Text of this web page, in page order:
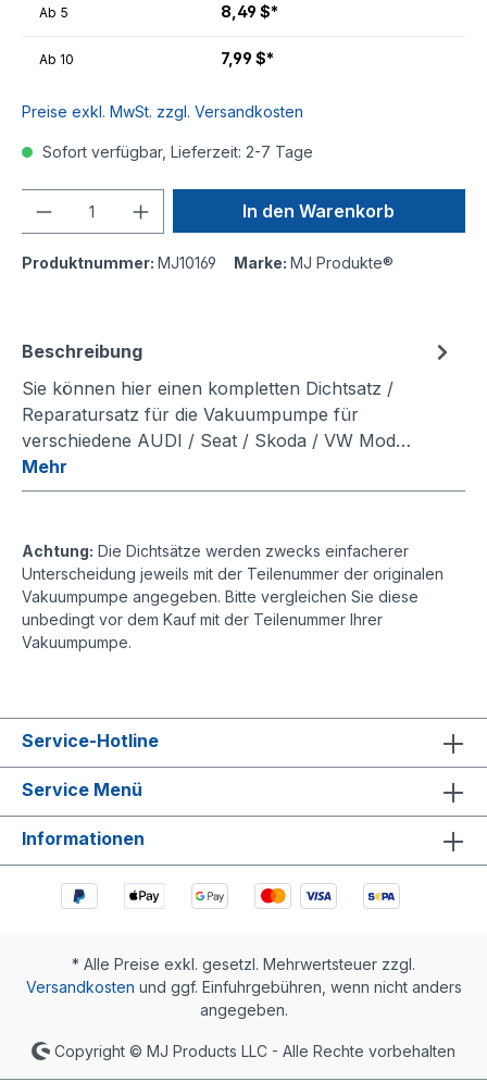
Ab 5 8,49 $*
Ab 10 7,99 $*
Preise exkl. MwSt. zzgl. Versandkosten
Sofort verfügbar, Lieferzeit: 2-7 Tage
In den Warenkorb
Produktnummer: MJ10169 Marke: MJ Produkte®
Beschreibung
Sie können hier einen kompletten Dichtsatz /
Reparatursatz für die Vakuumpumpe für
verschiedene AUDI / Seat / Skoda / VW Mod…
Mehr
Achtung: Die Dichtsätze werden zwecks einfacherer
Unterscheidung jeweils mit der Teilenummer der originalen
Vakuumpumpe angegeben. Bitte vergleichen Sie diese
unbedingt vor dem Kauf mit der Teilenummer Ihrer
Vakuumpumpe.
Service-Hotline
Service Menü
Informationen
* Alle Preise exkl. gesetzl. Mehrwertsteuer zzgl.
Versandkosten und ggf. Einfuhrgebühren, wenn nicht anders
angegeben.
Copyright © MJ Products LLC - Alle Rechte vorbehalten